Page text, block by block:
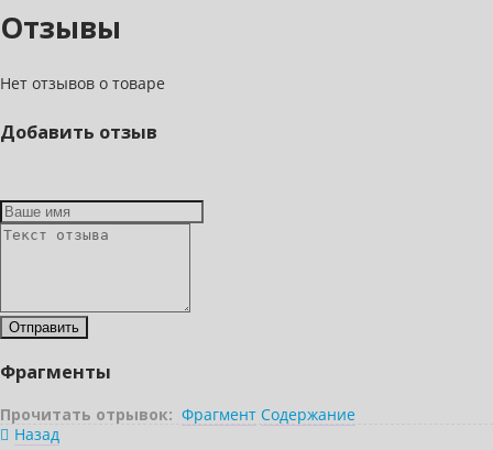
Отзывы
Нет отзывов о товаре
Добавить отзыв
Фрагменты
Прочитать отрывок: Фрагмент Содержание
Назад